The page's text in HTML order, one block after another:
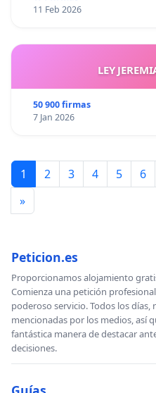
11 Feb 2026
LEY
50 900 firmas
7 Jan 2026
1 2 3 4 5 6
»
Peticion.es
Proporcionamos alojamiento
Comienza una petición
poderoso servicio. Todos los días,
mencionadas por los medios, así
fantástica manera de destacar
decisiones.